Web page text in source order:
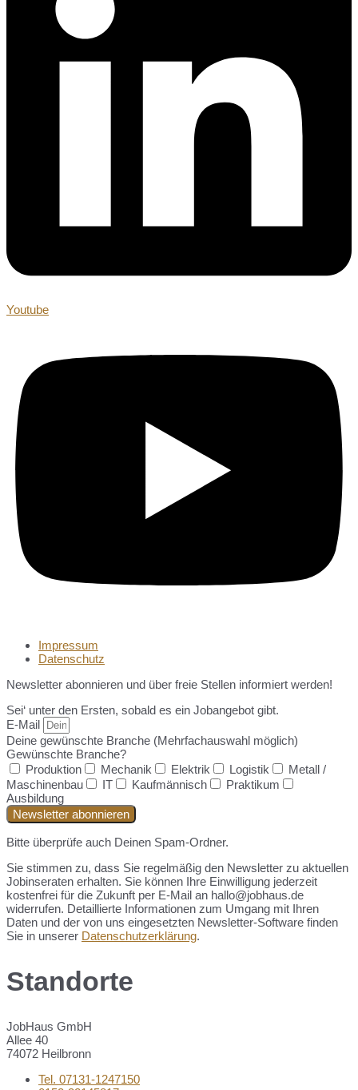
Youtube
Impressum
Datenschutz
Newsletter abonnieren und über freie Stellen informiert werden!
Sei‘ unter den Ersten, sobald es ein Jobangebot gibt.
E-Mail
Deine gewünschte Branche (Mehrfachauswahl möglich)
Gewünschte Branche?
Produktion
Mechanik Elektrik Logistik
Metall /
Maschinenbau
IT Kaufmännisch
Praktikum
Ausbildung
Newsletter abonnieren
Bitte überprüfe auch Deinen Spam-Ordner.
Sie stimmen zu, dass Sie regelmäßig den Newsletter zu aktuellen
Jobinseraten erhalten. Sie können Ihre Einwilligung jederzeit
kostenfrei für die Zukunft per E-Mail an hallo@jobhaus.de
widerrufen. Detaillierte Informationen zum Umgang mit Ihren
Daten und der von uns eingesetzten Newsletter-Software finden
Sie in unserer Datenschutzerklärung.
Standorte
JobHaus GmbH
Allee 40
74072 Heilbronn
Tel. 07131-1247150